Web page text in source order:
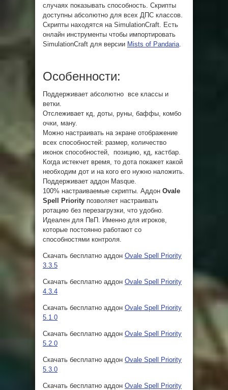
случаях показывать способность. Скрипты
доступны абсолютно для всех ДПС классов.
Скрипты находятся на SimulationCraft. Есть
онлайн инструменты чтобы импортировать
SimulationCraft для версии Mists of Pandaria.
Особенности:
Поддерживает абсолютно все классы и
ветки.
Отслеживает кд, доты, руны, баффы, комбо
очки, ману.
Можно настраивать на экране отображение
всех способностей: размер, количество
иконок способностей, позицию, кд, кастбар.
Когда истекчет время, то дота покажет какой
необходим дот и на кого его нужно наложить.
Поддерживает аддон Masque.
100% настраиваемые скрипты. Аддон Ovale
Spell Priority позволяет настраивать
ротацию без перезагрузки, что удобно.
Идеален для ПвП. Именно для игроков,
которые постоянно работают со
способностями контроля.
Скачать бесплатно аддон Ovale Spell Priority
3.3.5
Скачать бесплатно аддон Ovale Spell Priority
4.3.4
Скачать бесплатно аддон Ovale Spell Priority
5.1.0
Скачать бесплатно аддон Ovale Spell Priority
5.2.0
Скачать бесплатно аддон Ovale Spell Priority
5.3.0
Скачать бесплатно аддон Ovale Spell Priority